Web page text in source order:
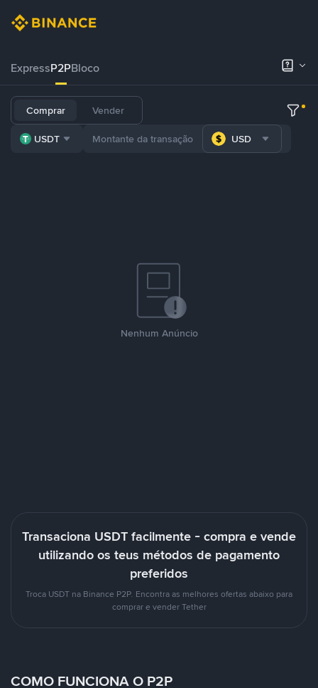
ExpressP2PBloco
Comprar Vender
USDT USD
Nenhum Anúncio
Transaciona USDT facilmente - compra e vende
utilizando os teus métodos de pagamento
preferidos
Troca USDT na Binance P2P. Encontra as melhores ofertas abaixo para
comprar e vender Tether
COMO FUNCIONA O P2P